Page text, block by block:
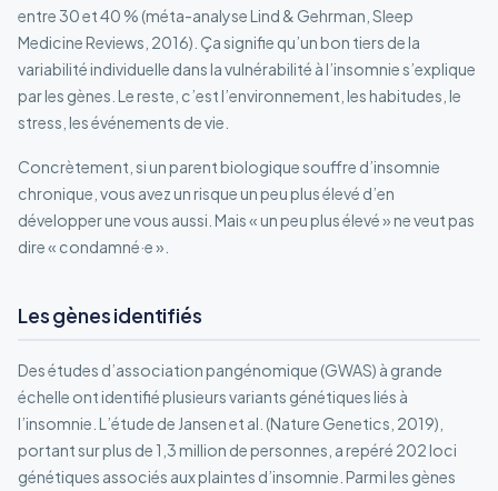
entre 30 et 40 % (méta-analyse Lind & Gehrman, Sleep
Medicine Reviews, 2016). Ça signifie qu’un bon tiers de la
variabilité individuelle dans la vulnérabilité à l’insomnie s’explique
par les gènes. Le reste, c’est l’environnement, les habitudes, le
stress, les événements de vie.
Concrètement, si un parent biologique souffre d’insomnie
chronique, vous avez un risque un peu plus élevé d’en
développer une vous aussi. Mais « un peu plus élevé » ne veut pas
dire « condamné·e ».
Les gènes identifiés
Des études d’association pangénomique (GWAS) à grande
échelle ont identifié plusieurs variants génétiques liés à
l’insomnie. L’étude de Jansen et al. (Nature Genetics, 2019),
portant sur plus de 1,3 million de personnes, a repéré 202 loci
génétiques associés aux plaintes d’insomnie. Parmi les gènes